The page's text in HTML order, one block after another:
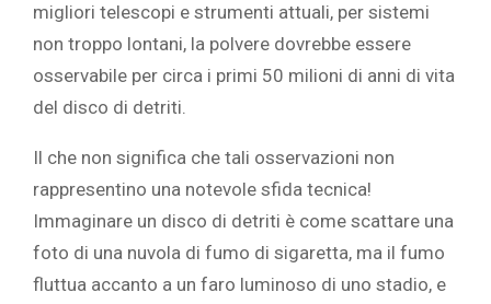
migliori telescopi e strumenti attuali, per sistemi
non troppo lontani, la polvere dovrebbe essere
osservabile per circa i primi 50 milioni di anni di vita
del disco di detriti.
Il che non significa che tali osservazioni non
rappresentino una notevole sfida tecnica!
Immaginare un disco di detriti è come scattare una
foto di una nuvola di fumo di sigaretta, ma il fumo
fluttua accanto a un faro luminoso di uno stadio, e